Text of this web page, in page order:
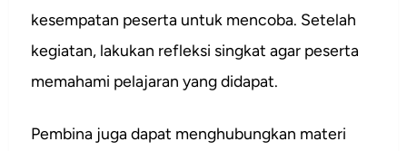
kesempatan peserta untuk mencoba. Setelah
kegiatan, lakukan refleksi singkat agar peserta
memahami pelajaran yang didapat.
Pembina juga dapat menghubungkan materi